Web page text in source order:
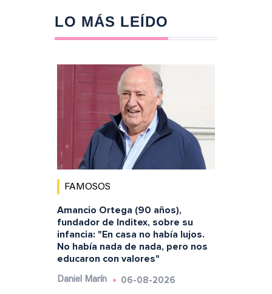
LO MÁS LEÍDO
FAMOSOS
Amancio Ortega (90 años),
fundador de Inditex, sobre su
infancia: "En casa no había lujos.
No había nada de nada, pero nos
educaron con valores"
Daniel Marín 06-08-2026